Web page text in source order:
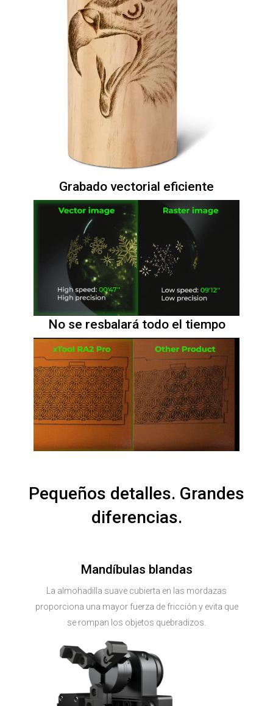
Grabado vectorial eficiente
No se resbalará todo el tiempo
Pequeños detalles. Grandes
diferencias.
Mandíbulas blandas
La almohadilla suave cubierta en las mordazas
proporciona una mayor fuerza de fricción y evita que
se rompan los objetos quebradizos.